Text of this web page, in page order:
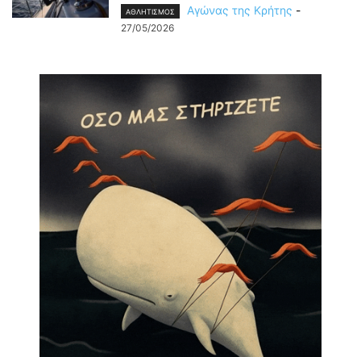
ΑΘΛΗΤΙΣΜΟΣ Αγώνας της Κρήτης -
27/05/2026